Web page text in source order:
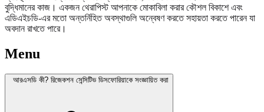
বুদ্ধিমানের কাজ। একজন থেরাপিস্ট আপনাকে মোকাবিলা করার কৌশল বিকাশে এবং
এডিএইচডি-এর মতো অন্তর্নিহিত অবস্থাগুলি অন্বেষণ করতে সহায়তা করতে পারেন যা
অবদান রাখতে পারে।
Menu
আরএসডি কী? রিজেকশন সেন্সিটিভ ডিসফোরিয়াকে সংজ্ঞায়িত করা